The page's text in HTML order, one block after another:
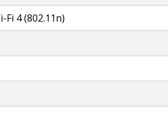
Fi 4 (802.11n)